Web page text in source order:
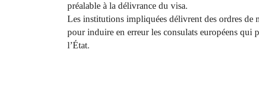
préalable à la délivrance du visa.
Les institutions impliquées délivrent des ordres de
pour induire en erreur les consulats européens qui
l’État.